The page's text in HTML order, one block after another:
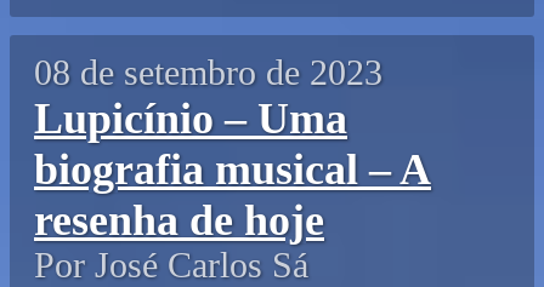
08 de setembro de 2023
Lupicínio – Uma
biografia musical – A
resenha de hoje
Por José Carlos Sá